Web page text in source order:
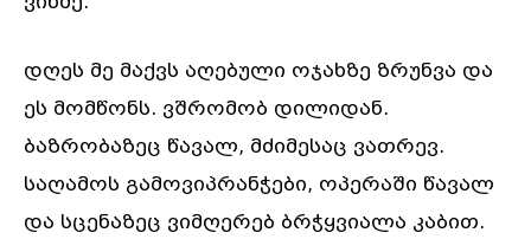
დღეს მე მაქვს აღებული ოჯახზე ზრუნვა და
ეს მომწონს. ვშრომობ დილიდან.
ბაზრობაზეც წავალ, მძიმესაც ვათრევ.
საღამოს გამოვიპრანჭები, ოპერაში წავალ
და სცენაზეც ვიმღერებ ბრჭყვიალა კაბით.